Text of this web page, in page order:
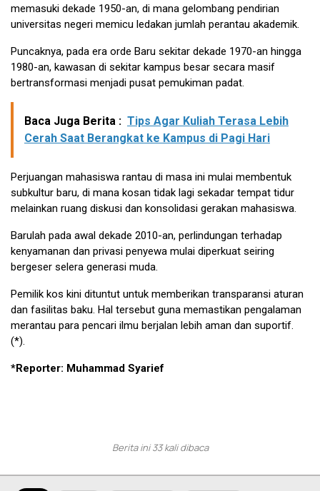
memasuki dekade 1950-an, di mana gelombang pendirian
universitas negeri memicu ledakan jumlah perantau akademik.
Puncaknya, pada era orde Baru sekitar dekade 1970-an hingga
1980-an, kawasan di sekitar kampus besar secara masif
bertransformasi menjadi pusat pemukiman padat.
Baca Juga Berita : Tips Agar Kuliah Terasa Lebih
Cerah Saat Berangkat ke Kampus di Pagi Hari
Perjuangan mahasiswa rantau di masa ini mulai membentuk
subkultur baru, di mana kosan tidak lagi sekadar tempat tidur
melainkan ruang diskusi dan konsolidasi gerakan mahasiswa.
Barulah pada awal dekade 2010-an, perlindungan terhadap
kenyamanan dan privasi penyewa mulai diperkuat seiring
bergeser selera generasi muda.
Pemilik kos kini dituntut untuk memberikan transparansi aturan
dan fasilitas baku. Hal tersebut guna memastikan pengalaman
merantau para pencari ilmu berjalan lebih aman dan suportif.
(*).
*Reporter: Muhammad Syarief
Berita ini 33 kali dibaca